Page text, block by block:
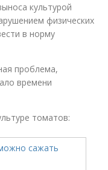
культурой
физических
в норму
проблема,
времени
томатов: